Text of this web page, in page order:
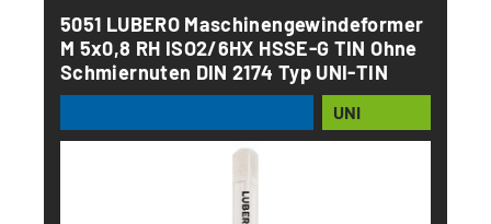
5051 LUBERO Maschinengewindeformer
M 5x0,8 RH ISO2/6HX HSSE-G TIN Ohne
Schmiernuten DIN 2174 Typ UNI-TIN
UNI